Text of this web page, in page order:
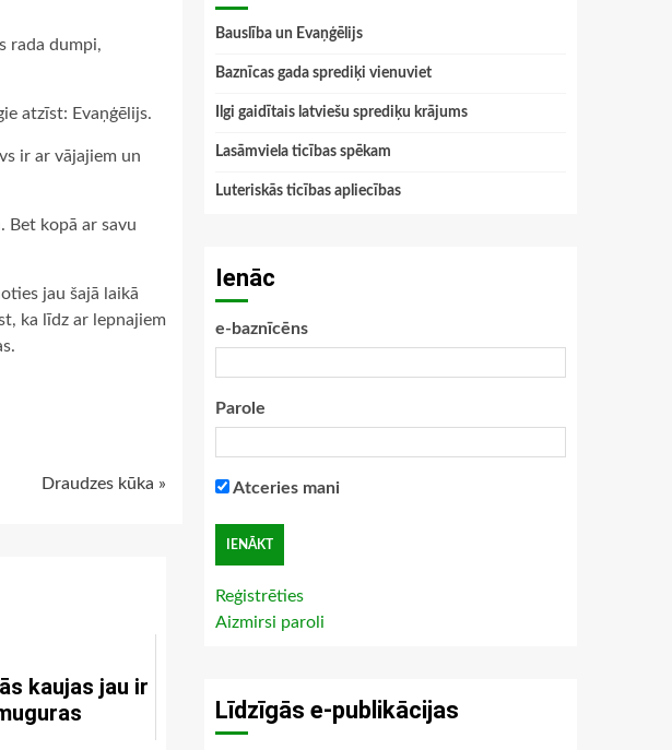
rada dumpi,
atzīst: Evaņģēlijs.
ir ar vājajiem un
Bet kopā ar savu
jau šajā laikā
ka līdz ar lepnajiem
Draudzes kūka »
kaujas jau ir
Bauslība un Evaņģēlijs
Baznīcas gada sprediķi vienuviet
Ilgi gaidītais latviešu sprediķu krājums
Lasāmviela ticības spēkam
Luteriskās ticības apliecības
Ienāc
e-baznīcēns
Parole
Atceries mani
Reģistrēties
Aizmirsi paroli
Līdzīgās e-publikācijas